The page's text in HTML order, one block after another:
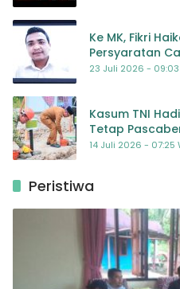
Ke MK, Fikri
Persyaratan
Kompetensi
23 Juli 2026 - 09:03
Kasum TNI
Tetap
Harapan Baru
14 Juli 2026 - 07:25
Peristiwa